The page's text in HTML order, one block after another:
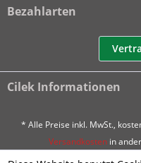
Bezahlarten
Cilek Informationen
* Alle Preise inkl. MwSt.,
Versandkosten in